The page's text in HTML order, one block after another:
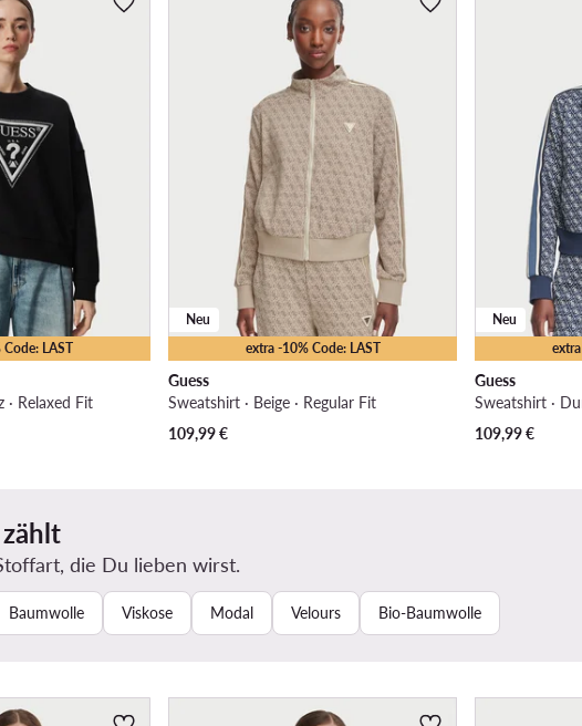
LAST
· Relaxed Fit
extra -10% Code: LAST
Neu
Guess
Sweatshirt · Beige · Regular Fit
109,99€
Neu
Guess
Sweatshirt ·
109,99€
die Du lieben wirst.
Baumwolle Viskose Modal Velours Bio-Baumwolle